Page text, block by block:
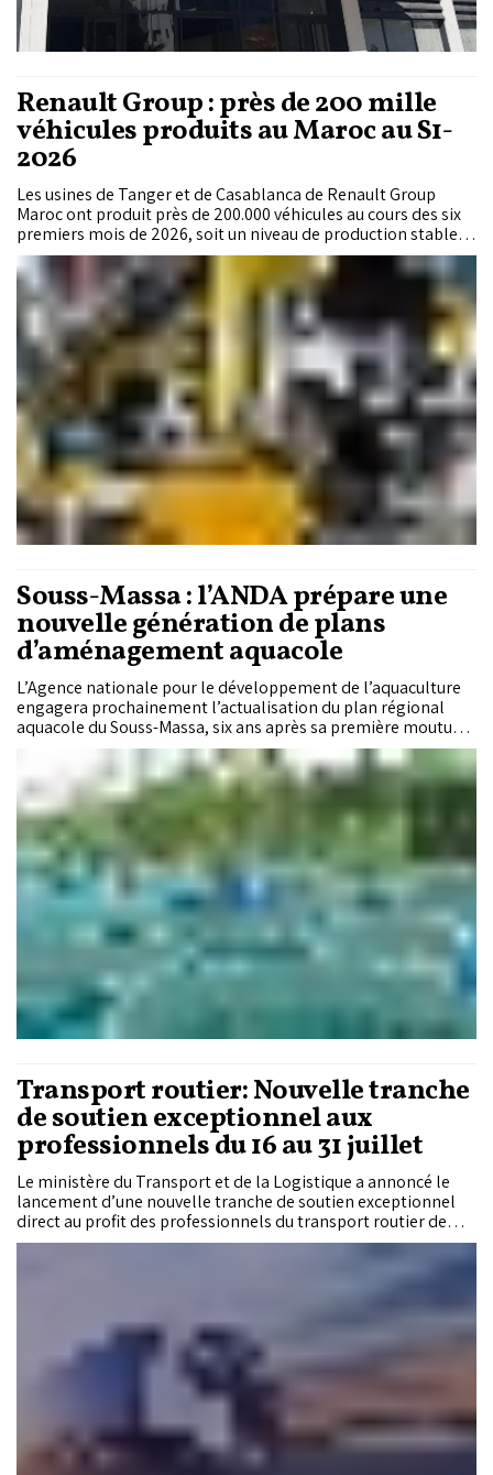
Renault Group : près de 200 mille
véhicules produits au Maroc au S1-
2026
Les usines de Tanger et de Casablanca de Renault Group
Maroc ont produit près de 200.000 véhicules au cours des six
premiers mois de 2026, soit un niveau de production stable
par rapport à la même période un an auparavant (+0,1%).
Souss-Massa : l’ANDA prépare une
nouvelle génération de plans
d’aménagement aquacole
L’Agence nationale pour le développement de l’aquaculture
engagera prochainement l’actualisation du plan régional
aquacole du Souss-Massa, six ans après sa première mouture.
Objectif : ajuster la cartographie des sites propices à la
lumière du nouveau cadre légal de l’aquaculture marine et
des évolutions constatées sur le terrain, tout en dessinant les
contours d’un futur projet de structures aquacoles en mer.
Transport routier: Nouvelle tranche
de soutien exceptionnel aux
professionnels du 16 au 31 juillet
Le ministère du Transport et de la Logistique a annoncé le
lancement d’une nouvelle tranche de soutien exceptionnel
direct au profit des professionnels du transport routier de
personnes et de marchandises, couvrant la période allant du